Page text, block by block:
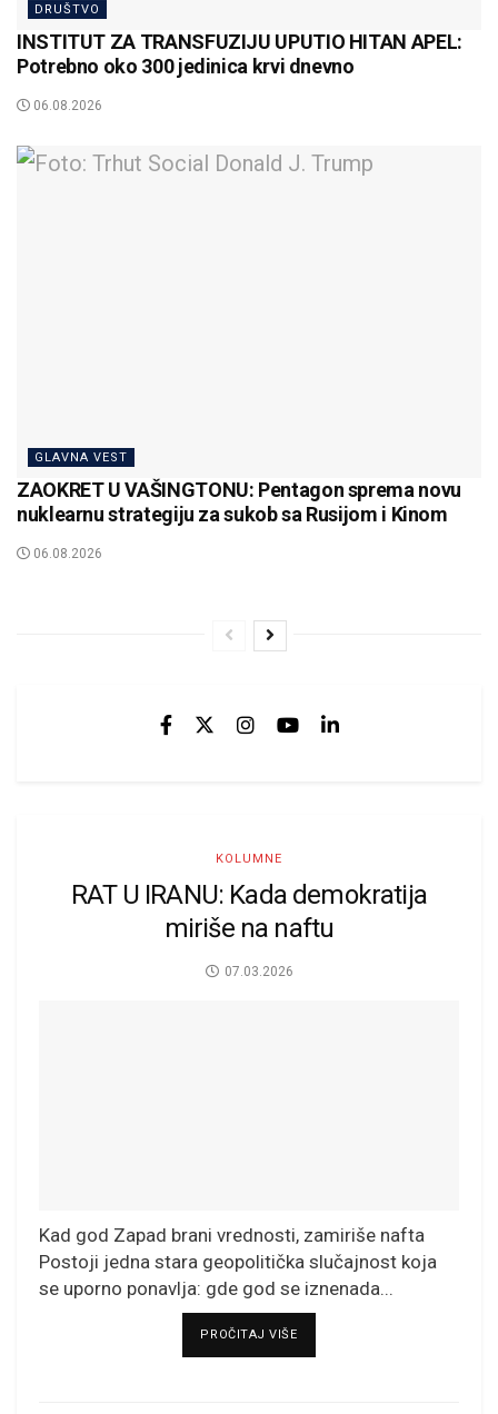
DRUŠTVO
INSTITUT ZA TRANSFUZIJU UPUTIO HITAN APEL:
Potrebno oko 300 jedinica krvi dnevno
06.08.2026
GLAVNA VEST
ZAOKRET U VAŠINGTONU: Pentagon sprema novu
nuklearnu strategiju za sukob sa Rusijom i Kinom
06.08.2026
KOLUMNE
RAT U IRANU: Kada demokratija
miriše na naftu
07.03.2026
Kad god Zapad brani vrednosti, zamiriše nafta
Postoji jedna stara geopolitička slučajnost koja
se uporno ponavlja: gde god se iznenada...
PROČITAJ VIŠEDETAILS